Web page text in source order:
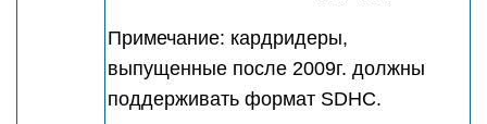
Примечание: кардридеры,
выпущенные после 2009г. должны
поддерживать формат SDHC.